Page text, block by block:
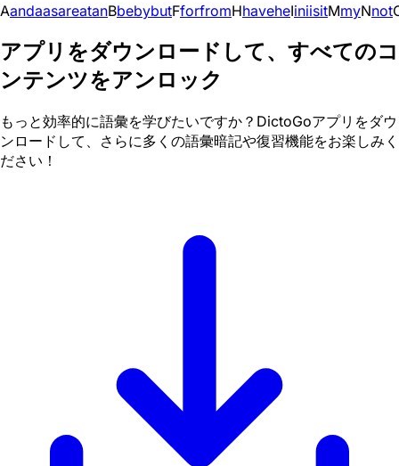
AandaasareatanBbebybutFforfromHhaveheIiniisitMmyNnot
アプリをダウンロードして、すべてのコ
ンテンツをアンロック
もっと効率的に語彙を学びたいですか？DictoGoアプリをダウ
ンロードして、さらに多くの語彙暗記や復習機能をお楽しみく
ださい！